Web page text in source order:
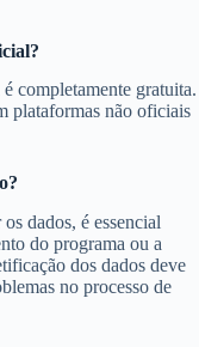
completamente gratuita.
plataformas não oficiais
dados, é essencial
do programa ou a
dos dados deve
no processo de